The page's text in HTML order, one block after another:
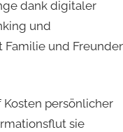
dank digitaler
und
Familie und
Kosten persönlicher
sie